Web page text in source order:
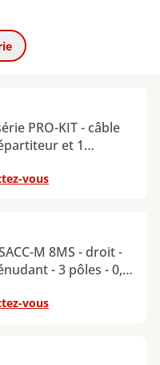
PRO-KIT - câble
et 1
vous
M 8MS - droit -
- 3 pôles - 0,5
0,5-M
vous